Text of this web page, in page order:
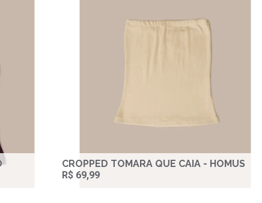
CROPPED TOMARA QUE CAIA - HOMUS
R$ 69,99